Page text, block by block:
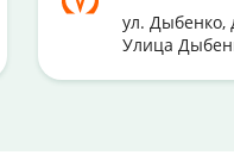
ул. Дыбенко,
Улица